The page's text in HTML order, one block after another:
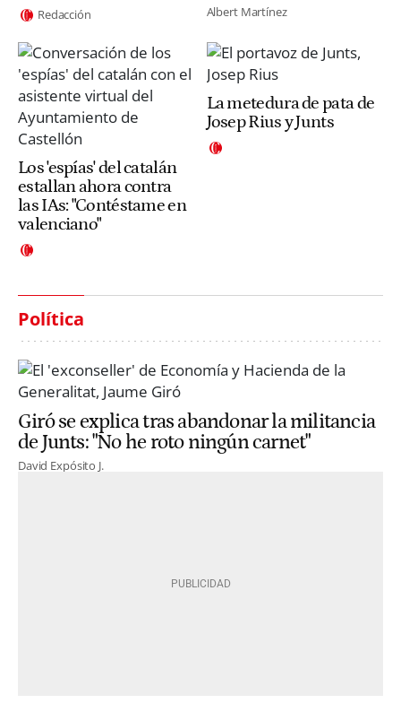
Redacción Albert Martínez
Los 'espías' del catalán
estallan ahora contra
las IAs: "Contéstame en
valenciano"
La metedura de pata de
Josep Rius y Junts
Política
Giró se explica tras abandonar la militancia
de Junts: "No he roto ningún carnet"
David Expósito J.